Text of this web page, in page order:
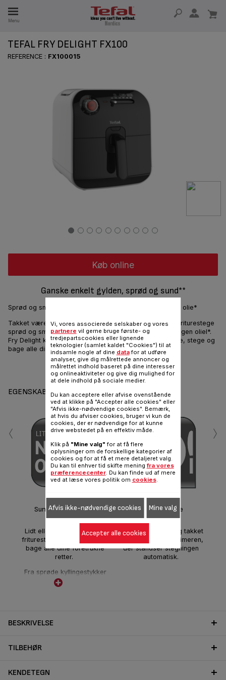
Menu
I 15 ÅR
TEFAL FRY DELIGHT FX100
REFERENCE : FX100015
Køb online
Ganske enkelt gylden, sprød og sund**
Sprød og smagfuld friturestegt mad med lidt eller ingen olie*
Takket være 3D Air pulse-teknologien, kan Fry Delight friturestege
sprød og smagfuld friturestegt mad med kun lidt eller ingen oliel*.
Fry Delight kan ikke kun friturestege, den kan også grille, stege og
bage alle dine foretrukne retter på ingen tid.
Del Sende
EGENSKABER
Sund friturestegning
Lidt eller ingen olie* for at
friturestege, grille, stege og
bage alle dine foretrukne
retter.
Fra sprøde kyllingestykker
til æblemuffins,
hjemmelavede pommes
Nem at bruge
Kontrolleret stegning takket
være 30 minutters-timeren,
der standser stegningen
automatisk.
‹ ›
BESKRIVELSE
TILBEHØR
KENDETEGN
Vi, vores associerede selskaber og vores
partnere vil gerne bruge første- og
tredjepartscookies eller lignende
teknologier (samlet kaldet "Cookies") til at
indsamle nogle af dine datafor at udføre
analyser, give dig målrettede annoncer og
målrettet indhold baseret på dine interesser
og onlineaktiviteter og give dig mulighed for
at dele indhold på sociale medier.
Du kan acceptere eller afvise ovenstående
ved at klikke på "Accepter alle cookies" eller
"Afvis ikke-nødvendige cookies". Bemærk,
at hvis du afviser cookies, bruger vi kun de
cookies, der er nødvendige for at kunne
drive webstedet på en effektiv måde.
Klik på "Mine valg" for at få flere
oplysninger om de forskellige kategorier af
cookies og for at få et mere detaljeret valg.
Du kan til enhver tid skifte mening fra vores
præferencecenter. Du kan finde ud af mere
ved at læse vores politik om cookies.
Afvis ikke-nødvendige cookies Mine valg
Accepter alle cookies